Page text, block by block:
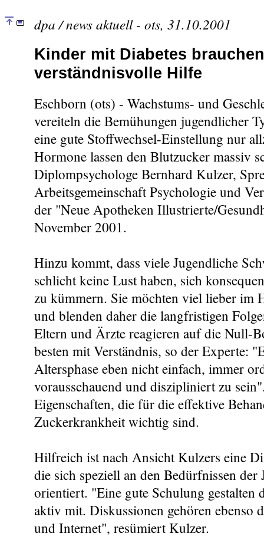
dpa / news aktuell - ots, 31.10.2001
Kinder mit Diabetes brauchen
verständnisvolle Hilfe
Eschborn (ots) - Wachstums- und
vereiteln die Bemühungen jugendlicher
eine gute Stoffwechsel-Einstellung nur
Hormone lassen den Blutzucker massiv
Diplompsychologe Bernhard Kulzer,
Arbeitsgemeinschaft Psychologie und
der "Neue Apotheken Illustrierte/
November 2001.
Hinzu kommt, dass viele Jugendliche
schlicht keine Lust haben, sich
zu kümmern. Sie möchten viel lieber im
und blenden daher die langfristigen
Eltern und Ärzte reagieren auf die Null-
besten mit Verständnis, so der Experte:
Altersphase eben nicht einfach, immer
vorausschauend und diszipliniert zu
Eigenschaften, die für die effektive
Zuckerkrankheit wichtig sind.
Hilfreich ist nach Ansicht Kulzers eine
die sich speziell an den Bedürfnissen der
orientiert. "Eine gute Schulung gestalten
aktiv mit. Diskussionen gehören ebenso
und Internet", resümiert Kulzer.